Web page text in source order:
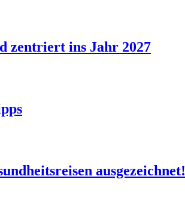
zentriert ins Jahr 2027
ausgezeichnet!